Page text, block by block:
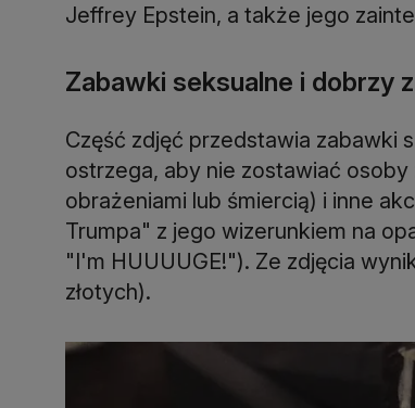
Jeffrey Epstein, a także jego
Zabawki seksualne i dobrzy
Część zdjęć przedstawia zabawki
ostrzega, aby nie zostawiać
obrażeniami lub śmiercią) i inne
Trumpa" z jego wizerunkiem na
"I'm HUUUUGE!"). Ze zdjęcia
złotych).